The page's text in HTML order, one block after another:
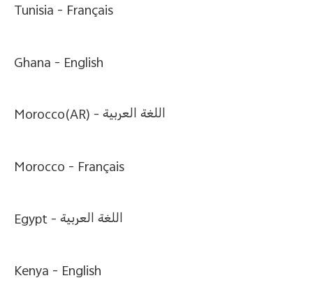
Tunisia - Français
Ghana - English
Morocco(AR) -اللغة العربية
Morocco - Français
Egypt -اللغة العربية
Kenya - English